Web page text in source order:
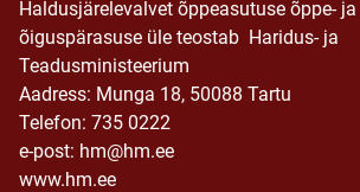
Haldusjärelevalvet õppeasutuse õppe-
õiguspärasuse üle teostab Haridus- ja
Teadusministeerium
Aadress: Munga 18, 50088 Tartu
Telefon: 735 0222
e-post: hm@hm.ee
www.hm.ee